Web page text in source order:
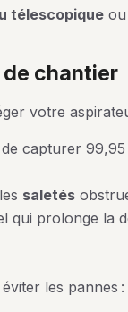
télescopique
de chantier
votre
capturer
saletés
qui prolonge la
les pannes :